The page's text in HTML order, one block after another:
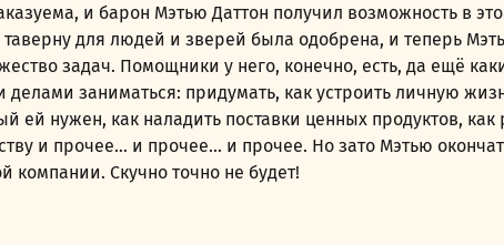
и барон Мэтью Даттон получил возможность в
для людей и зверей была одобрена, и теперь
задач. Помощники у него, конечно, есть, да ещё
заниматься: придумать, как устроить личную
ей нужен, как наладить поставки ценных продуктов,
и прочее… и прочее… и прочее. Но зато Мэтью
Скучно точно не будет!